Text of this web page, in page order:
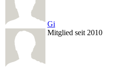
Gi
Mitglied seit 2010